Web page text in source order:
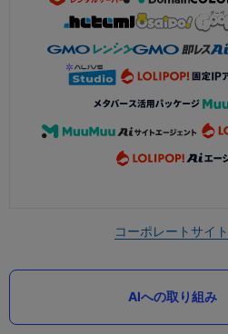
コーポレートサイト
AIへの取り組み